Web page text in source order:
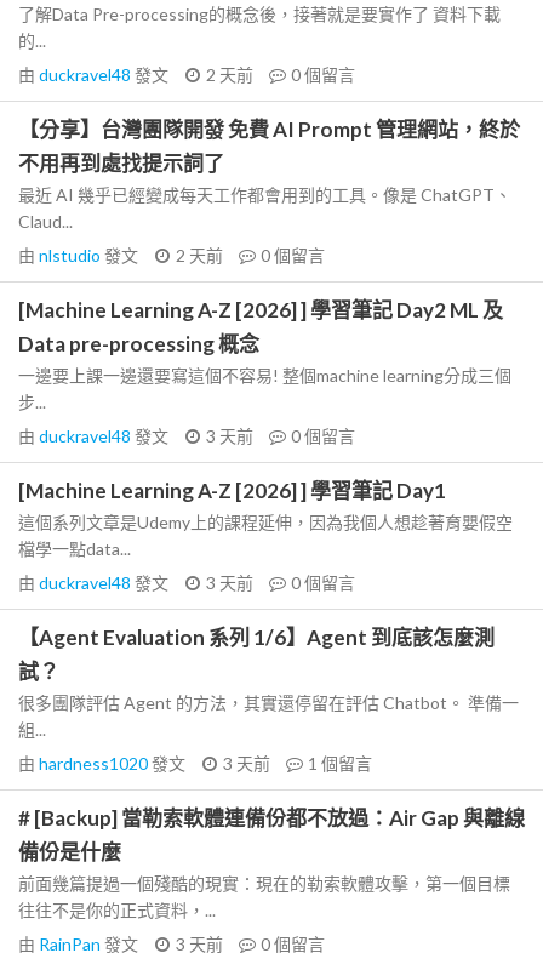
了解Data Pre-processing的概念後，接著就是要實作了 資料下載
的...
由 duckravel48 發文 2 天前 0個留言
【分享】台灣團隊開發 免費 AI Prompt 管理網站，終於
不用再到處找提示詞了
最近 AI 幾乎已經變成每天工作都會用到的工具。像是 ChatGPT、
Claud...
由 nlstudio 發文 2 天前 0個留言
[Machine Learning A-Z [2026] ] 學習筆記 Day2 ML 及
Data pre-processing 概念
一邊要上課一邊還要寫這個不容易! 整個machine learning分成三個
步...
由 duckravel48 發文 3 天前 0個留言
[Machine Learning A-Z [2026] ] 學習筆記 Day1
這個系列文章是Udemy上的課程延伸，因為我個人想趁著育嬰假空
檔學一點data...
由 duckravel48 發文 3 天前 0個留言
【Agent Evaluation 系列 1/6】Agent 到底該怎麼測
試？
很多團隊評估 Agent 的方法，其實還停留在評估 Chatbot。 準備一
組...
由 hardness1020發文 3 天前 1 個留言
# [Backup] 當勒索軟體連備份都不放過：Air Gap 與離線
備份是什麼
前面幾篇提過一個殘酷的現實：現在的勒索軟體攻擊，第一個目標
往往不是你的正式資料，...
由 RainPan 發文 3 天前 0個留言